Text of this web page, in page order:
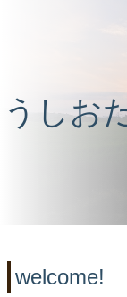
うしお
welcome!